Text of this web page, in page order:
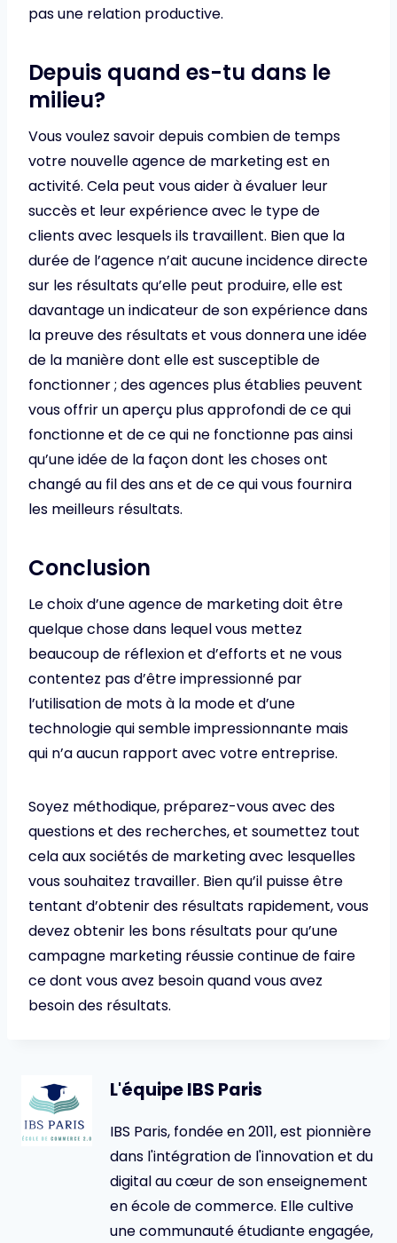
pas une relation productive.
Depuis quand es-tu dans le
milieu?
Vous voulez savoir depuis combien de temps
votre nouvelle agence de marketing est en
activité. Cela peut vous aider à évaluer leur
succès et leur expérience avec le type de
clients avec lesquels ils travaillent. Bien que la
durée de l’agence n’ait aucune incidence directe
sur les résultats qu’elle peut produire, elle est
davantage un indicateur de son expérience dans
la preuve des résultats et vous donnera une idée
de la manière dont elle est susceptible de
fonctionner ; des agences plus établies peuvent
vous offrir un aperçu plus approfondi de ce qui
fonctionne et de ce qui ne fonctionne pas ainsi
qu’une idée de la façon dont les choses ont
changé au fil des ans et de ce qui vous fournira
les meilleurs résultats.
Conclusion
Le choix d’une agence de marketing doit être
quelque chose dans lequel vous mettez
beaucoup de réflexion et d’efforts et ne vous
contentez pas d’être impressionné par
l’utilisation de mots à la mode et d’une
technologie qui semble impressionnante mais
qui n’a aucun rapport avec votre entreprise.
Soyez méthodique, préparez-vous avec des
questions et des recherches, et soumettez tout
cela aux sociétés de marketing avec lesquelles
vous souhaitez travailler. Bien qu’il puisse être
tentant d’obtenir des résultats rapidement, vous
devez obtenir les bons résultats pour qu’une
campagne marketing réussie continue de faire
ce dont vous avez besoin quand vous avez
besoin des résultats.
L'équipe IBS Paris
IBS Paris, fondée en 2011, est pionnière
dans l'intégration de l'innovation et du
digital au cœur de son enseignement
en école de commerce. Elle cultive
une communauté étudiante engagée,